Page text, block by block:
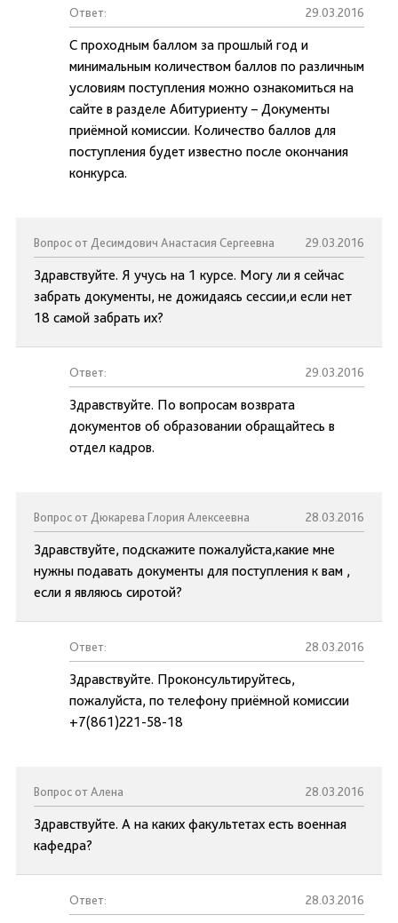
Ответ: 29.03.2016
С проходным баллом за прошлый год и
минимальным количеством баллов по различным
условиям поступления можно ознакомиться на
сайте в разделе Абитуриенту – Документы
приёмной комиссии. Количество баллов для
поступления будет известно после окончания
конкурса.
Вопрос от Десимдович Анастасия Сергеевна 29.03.2016
Здравствуйте. Я учусь на 1 курсе. Могу ли я сейчас
забрать документы, не дожидаясь сессии,и если нет
18 самой забрать их?
Ответ: 29.03.2016
Здравствуйте. По вопросам возврата
документов об образовании обращайтесь в
отдел кадров.
Вопрос от Дюкарева Глория Алексеевна 28.03.2016
Здравствуйте, подскажите пожалуйста,какие мне
нужны подавать документы для поступления к вам ,
если я являюсь сиротой?
Ответ: 28.03.2016
Здравствуйте. Проконсультируйтесь,
пожалуйста, по телефону приёмной комиссии
+7(861)221-58-18
Вопрос от Алена 28.03.2016
Здравствуйте. А на каких факультетах есть военная
кафедра?
Ответ: 28.03.2016